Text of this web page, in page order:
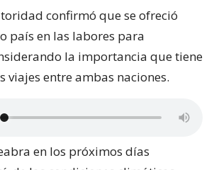
confirmó que se ofreció
país en las labores para
la importancia que tiene
viajes entre ambas naciones.
en los próximos días